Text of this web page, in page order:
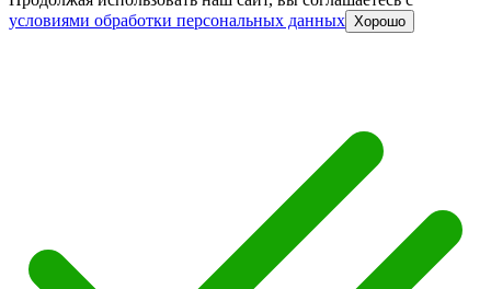
условиями обработки персональных данных Хорошо